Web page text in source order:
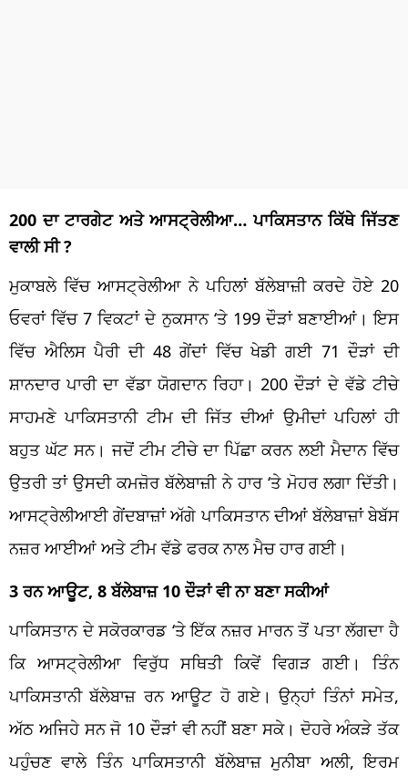
200 ਦਾ ਟਾਰਗੇਟ ਅਤੇ ਆਸਟ੍ਰੇਲੀਆ… ਪਾਕਿਸਤਾਨ ਕਿੱਥੇ ਜਿੱਤਣ
ਵਾਲੀ ਸੀ ?
ਮੁਕਾਬਲੇ ਵਿੱਚ ਆਸਟ੍ਰੇਲੀਆ ਨੇ ਪਹਿਲਾਂ ਬੱਲੇਬਾਜ਼ੀ ਕਰਦੇ ਹੋਏ 20
ਓਵਰਾਂ ਵਿੱਚ 7 ਵਿਕਟਾਂ ਦੇ ਨੁਕਸਾਨ ‘ਤੇ 199 ਦੌੜਾਂ ਬਣਾਈਆਂ। ਇਸ
ਵਿੱਚ ਐਲਿਸ ਪੈਰੀ ਦੀ 48 ਗੇਂਦਾਂ ਵਿੱਚ ਖੇਡੀ ਗਈ 71 ਦੌੜਾਂ ਦੀ
ਸ਼ਾਨਦਾਰ ਪਾਰੀ ਦਾ ਵੱਡਾ ਯੋਗਦਾਨ ਰਿਹਾ। 200 ਦੌੜਾਂ ਦੇ ਵੱਡੇ ਟੀਚੇ
ਸਾਹਮਣੇ ਪਾਕਿਸਤਾਨੀ ਟੀਮ ਦੀ ਜਿੱਤ ਦੀਆਂ ਉਮੀਦਾਂ ਪਹਿਲਾਂ ਹੀ
ਬਹੁਤ ਘੱਟ ਸਨ। ਜਦੋਂ ਟੀਮ ਟੀਚੇ ਦਾ ਪਿੱਛਾ ਕਰਨ ਲਈ ਮੈਦਾਨ ਵਿੱਚ
ਉਤਰੀ ਤਾਂ ਉਸਦੀ ਕਮਜ਼ੋਰ ਬੱਲੇਬਾਜ਼ੀ ਨੇ ਹਾਰ ‘ਤੇ ਮੋਹਰ ਲਗਾ ਦਿੱਤੀ।
ਆਸਟ੍ਰੇਲੀਆਈ ਗੇਂਦਬਾਜ਼ਾਂ ਅੱਗੇ ਪਾਕਿਸਤਾਨ ਦੀਆਂ ਬੱਲੇਬਾਜ਼ਾਂ ਬੇਬੱਸ
ਨਜ਼ਰ ਆਈਆਂ ਅਤੇ ਟੀਮ ਵੱਡੇ ਫਰਕ ਨਾਲ ਮੈਚ ਹਾਰ ਗਈ।
3 ਰਨ ਆਊਟ, 8 ਬੱਲੇਬਾਜ਼ 10 ਦੌੜਾਂ ਵੀ ਨਾ ਬਣਾ ਸਕੀਆਂ
ਪਾਕਿਸਤਾਨ ਦੇ ਸਕੋਰਕਾਰਡ ‘ਤੇ ਇੱਕ ਨਜ਼ਰ ਮਾਰਨ ਤੋਂ ਪਤਾ ਲੱਗਦਾ ਹੈ
ਕਿ ਆਸਟ੍ਰੇਲੀਆ ਵਿਰੁੱਧ ਸਥਿਤੀ ਕਿਵੇਂ ਵਿਗੜ ਗਈ। ਤਿੰਨ
ਪਾਕਿਸਤਾਨੀ ਬੱਲੇਬਾਜ਼ ਰਨ ਆਊਟ ਹੋ ਗਏ। ਉਨ੍ਹਾਂ ਤਿੰਨਾਂ ਸਮੇਤ,
ਅੱਠ ਅਜਿਹੇ ਸਨ ਜੋ 10 ਦੌੜਾਂ ਵੀ ਨਹੀਂ ਬਣਾ ਸਕੇ। ਦੋਹਰੇ ਅੰਕੜੇ ਤੱਕ
ਪਹੁੰਚਣ ਵਾਲੇ ਤਿੰਨ ਪਾਕਿਸਤਾਨੀ ਬੱਲੇਬਾਜ਼ ਮੁਨੀਬਾ ਅਲੀ, ਇਰਮ